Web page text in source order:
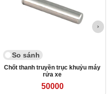
So sánh
Chốt thanh truyền trục khuỷu máy
rửa xe
50000